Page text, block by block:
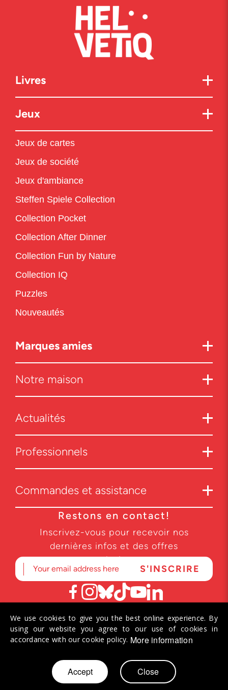
Mon panier
Livres
Jeux
Jeux de cartes
Jeux de société
Jeux d'ambiance
Steffen Spiele Collection
Collection Pocket
Collection After Dinner
Collection Fun by Nature
Collection IQ
Puzzles
Nouveautés
Marques amies
Notre maison
Actualités
Professionnels
Commandes et assistance
Restons en contact!
Inscrivez-vous pour recevoir nos
dernières infos et des offres
exclusives.
© 2026 Helvetiq SA. Tous droits réservés.
We use cookies to give you the best online experience. By
using our website you agree to our use of cookies in
accordance with our cookie policy. More information
Accept Close